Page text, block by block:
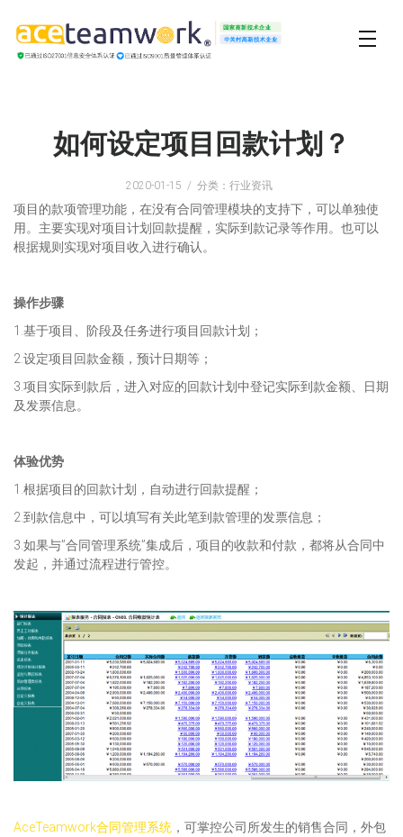
如何设定项目回款计划？
2020-01-15 分类：行业资讯
项目的款项管理功能，在没有合同管理模块的支持下，可以单独使
用。主要实现对项目计划回款提醒，实际到款记录等作用。也可以
根据规则实现对项目收入进行确认。
操作步骤
1.基于项目、阶段及任务进行项目回款计划；
2.设定项目回款金额，预计日期等；
3.项目实际到款后，进入对应的回款计划中登记实际到款金额、日期
及发票信息。
体验优势
1.根据项目的回款计划，自动进行回款提醒；
2.到款信息中，可以填写有关此笔到款管理的发票信息；
3.如果与”合同管理系统”集成后，项目的收款和付款，都将从合同中
发起，并通过流程进行管控。
AceTeamwork合同管理系统 ，可掌控公司所发生的销售合同，外包